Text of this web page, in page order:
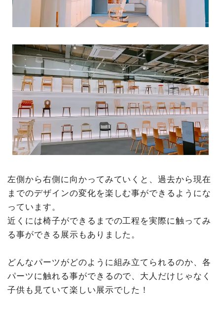
左側から右側に向かってみていくと、過去から現在
までのデザインの変化を楽しむ事ができるようにな
っています。
近くには椅子ができるまでの工程を実際に触ってみ
る事ができる展示もありました。
どんなパーツがどのように組み立てられるのか、各
パーツに触れる事ができるので、大人だけじゃなく
子供も見ていて楽しい展示でした！